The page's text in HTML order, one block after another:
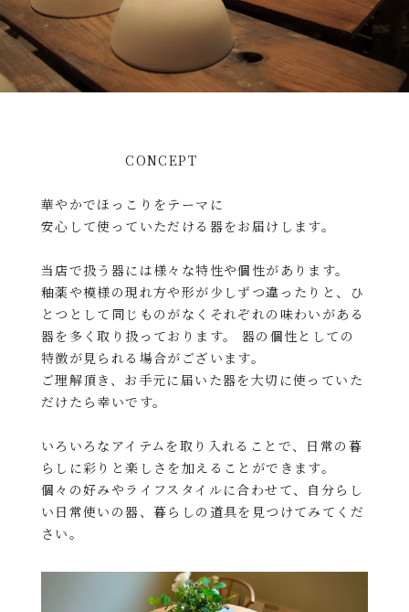
CONCEPT
華やかでほっこりをテーマに
安心して使っていただける器をお届けします。
当店で扱う器には様々な特性や個性があります。
釉薬や模様の現れ方や形が少しずつ違ったりと、ひ
とつとして同じものがなくそれぞれの味わいがある
器を多く取り扱っております。 器の個性としての
特徴が見られる場合がございます。
ご理解頂き、お手元に届いた器を大切に使っていた
だけたら幸いです。
いろいろなアイテムを取り入れることで、日常の暮
らしに彩りと楽しさを加えることができます。
個々の好みやライフスタイルに合わせて、自分らし
い日常使いの器、暮らしの道具を見つけてみてくだ
さい。